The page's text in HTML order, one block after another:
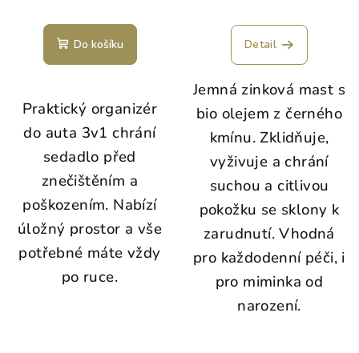
Do košíku
Praktický organizér
do auta 3v1 chrání
sedadlo před
znečištěním a
poškozením. Nabízí
úložný prostor a vše
potřebné máte vždy
po ruce.
Detail
Jemná zinková mast s
bio olejem z černého
kmínu. Zklidňuje,
vyživuje a chrání
suchou a citlivou
pokožku se sklony k
zarudnutí. Vhodná
pro každodenní péči, i
pro miminka od
narození.